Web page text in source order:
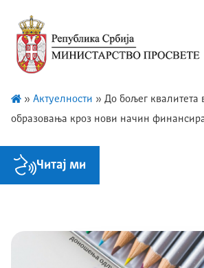
» Актуелности » До бољег квалитета
образовања кроз нови начин
Читај ми